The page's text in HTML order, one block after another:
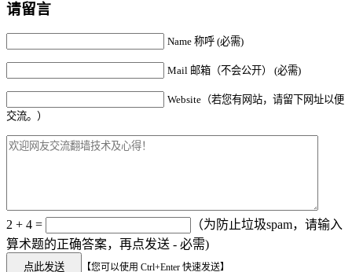
请留言
Name 称呼 (必需)
Mail 邮箱（不会公开） (必需)
Website（若您有网站，请留下网址以便
交流。）
2 + 4 =
（为防止垃圾spam，请输入
算术题的正确答案，再点发送 - 必需)
【您可以使用 Ctrl+Enter 快速发送】